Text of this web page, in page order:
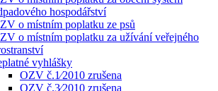
hospodářství
o místním poplatku ze psů
o místním poplatku za užívání veřejného
vyhlášky
OZV č.1⁄2010 zrušena
OZV č.3⁄2010 zrušena